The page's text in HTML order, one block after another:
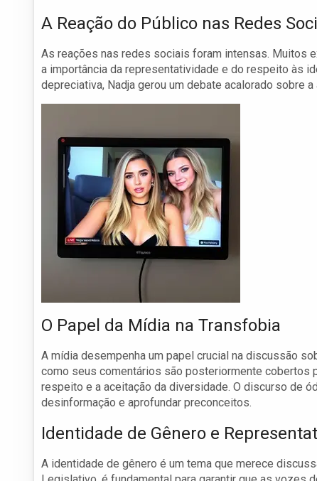
A Reação do Público nas Redes
As reações nas redes sociais foram intensas. Muitos
a importância da representatividade e do respeito às
depreciativa, Nadja gerou um debate acalorado sobre
O Papel da Mídia na Transfobia
A mídia desempenha um papel crucial na discussão
como seus comentários são posteriormente cobertos
respeito e a aceitação da diversidade. O discurso de
desinformação e aprofundar preconceitos.
Identidade de Gênero e
A identidade de gênero é um tema que merece